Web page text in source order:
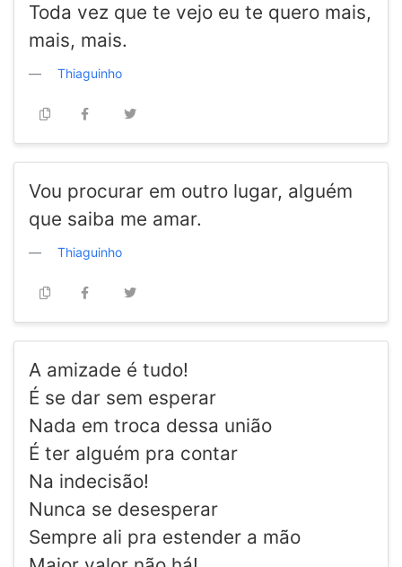
Toda vez que te vejo eu te quero mais,
mais, mais.
Thiaguinho
Vou procurar em outro lugar, alguém
que saiba me amar.
Thiaguinho
A amizade é tudo!
É se dar sem esperar
Nada em troca dessa união
É ter alguém pra contar
Na indecisão!
Nunca se desesperar
Sempre ali pra estender a mão